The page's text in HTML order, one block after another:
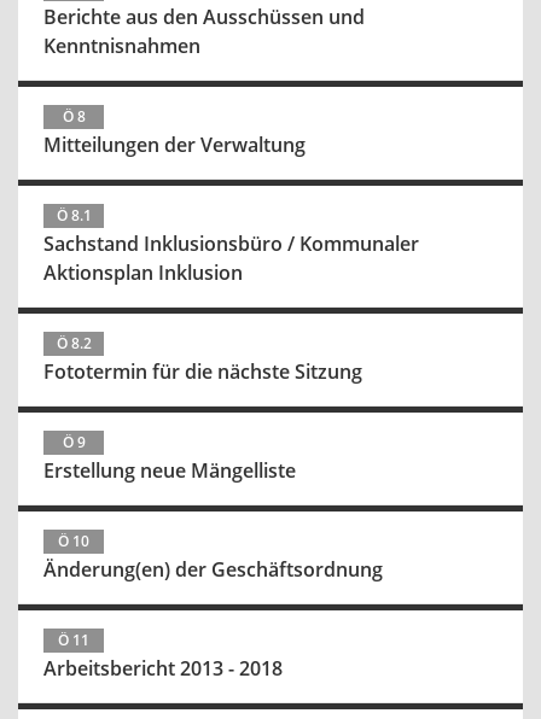
Berichte aus den Ausschüssen und
Kenntnisnahmen
Ö 8
Mitteilungen der Verwaltung
Ö 8.1
Sachstand Inklusionsbüro / Kommunaler
Aktionsplan Inklusion
Ö 8.2
Fototermin für die nächste Sitzung
Ö 9
Erstellung neue Mängelliste
Ö 10
Änderung(en) der Geschäftsordnung
Ö 11
Arbeitsbericht 2013 - 2018